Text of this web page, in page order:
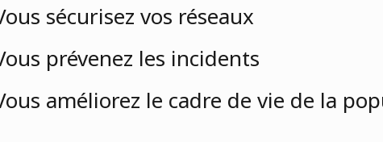
sécurisez vos réseaux
prévenez les incidents
améliorez le cadre de vie de la